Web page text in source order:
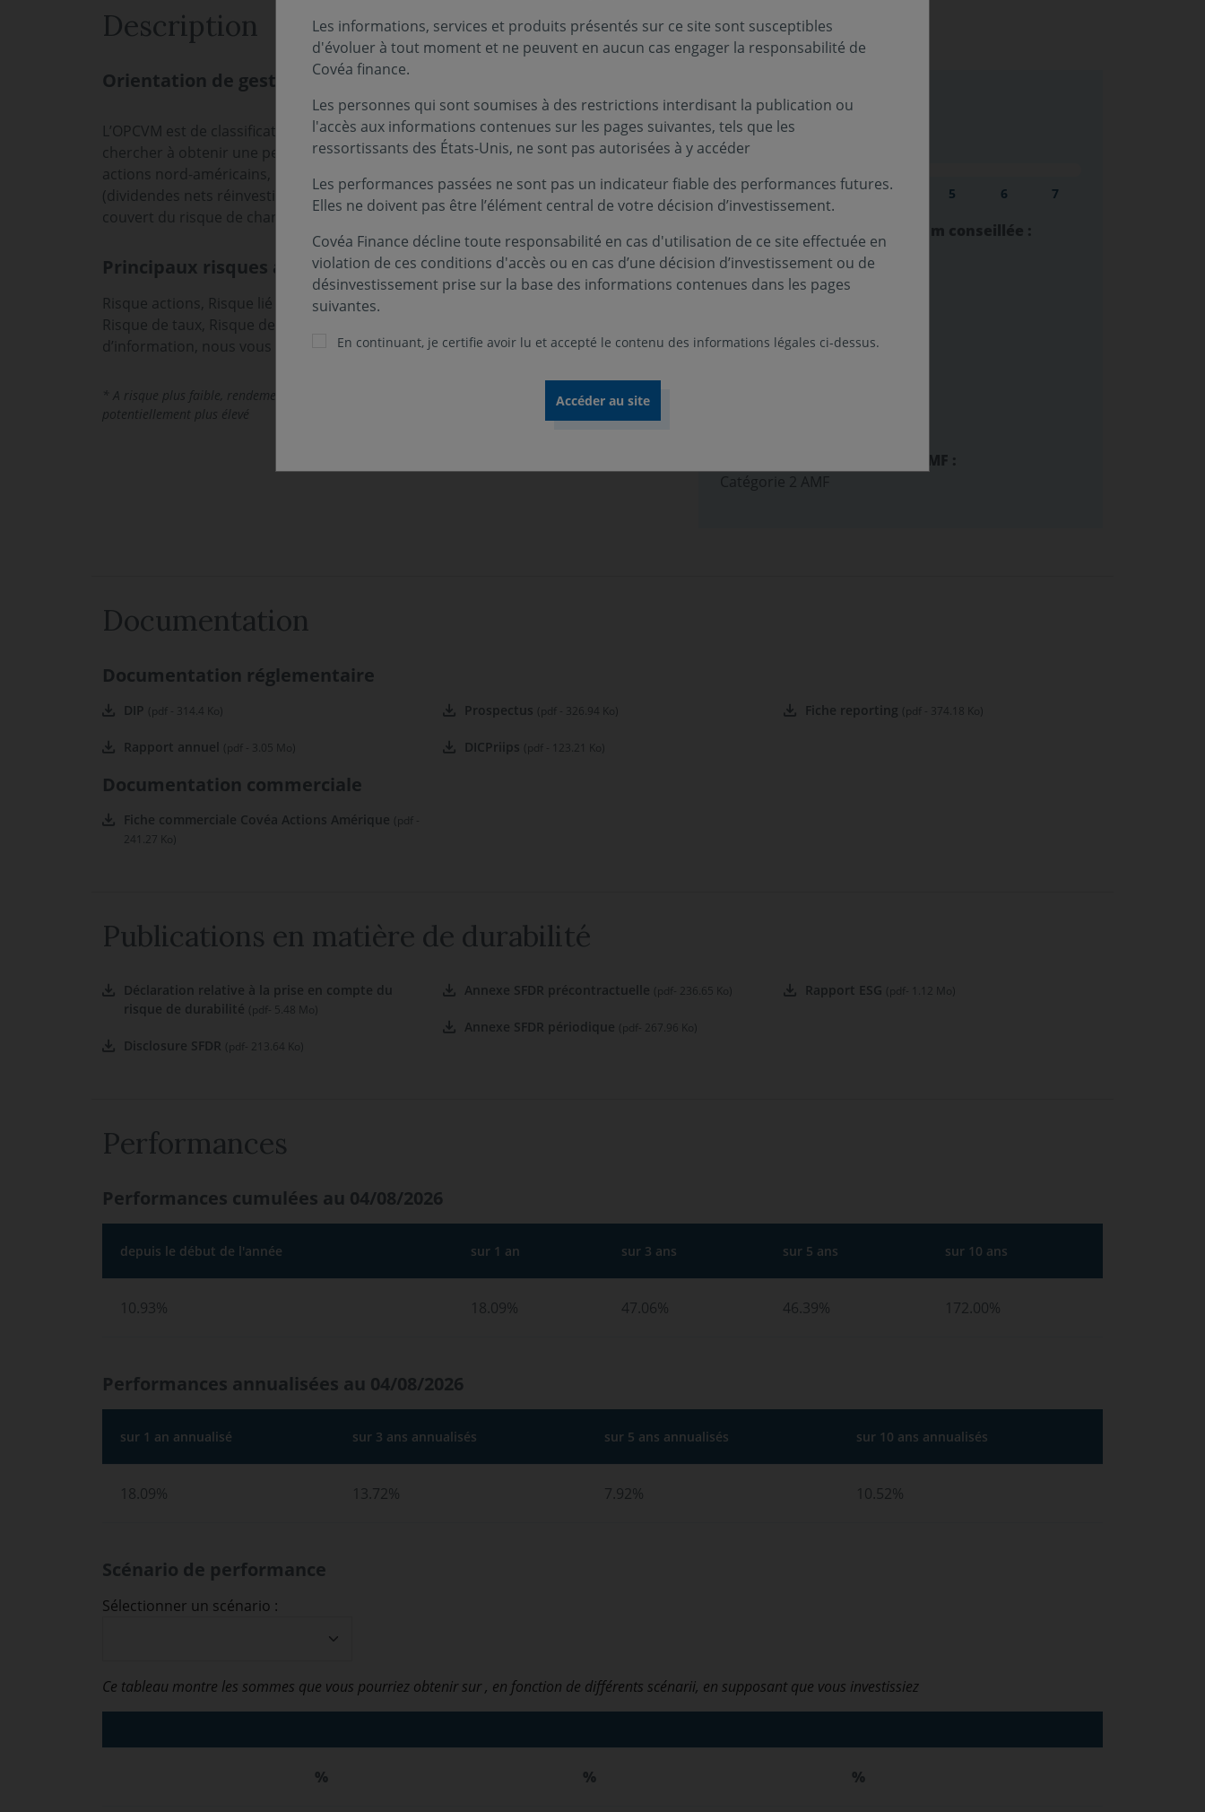
Description
Infos clés
Profil de risque (SRI) :
Niveau
1 Niveau
2 Niveau
3 Niveau Niveau
5 Niveau
6 Niveau
7
Durée de placement minimum conseillée :
5 ans
Zone d’investissement :
Devise :
Position-recommandation AMF :
Catégorie 2 AMF
Orientation de gestion
L’OPCVM est de classification « Actions Internationales ». Il a pour objectif de
chercher à obtenir une performance à long terme supérieure à celle des marchés
actions nord-américains, matérialisée par l’indice de référence Standard&Poor’s 500
(dividendes nets réinvestis), calculé au cours de clôture, exprimé en euro, non
couvert du risque de change.
Principaux risques associés au fonds
Risque actions, Risque lié à la gestion discrétionnaire, Risque de perte en capital,
Risque de taux, Risque de change. Les risques cités ne sont pas limitatifs. Pour plus
d’information, nous vous invitons à vous référer au DIC et au prospectus du fonds.
* A risque plus faible, rendement potentiellement plus faible. A risque plus élevé, rendement
potentiellement plus élevé
Documentation
Documentation réglementaire
DIP (pdf - 314.4 Ko)
Rapport annuel (pdf - 3.05 Mo)
Prospectus (pdf - 326.94 Ko)
DICPriips (pdf - 123.21 Ko)
Fiche reporting (pdf - 374.18 Ko)
Documentation commerciale
Fiche commerciale Covéa Actions Amérique (pdf -
241.27 Ko)
Publications en matière de durabilité
Déclaration relative à la prise en compte du
risque de durabilité (pdf- 5.48 Mo)
Disclosure SFDR (pdf- 213.64 Ko)
Annexe SFDR précontractuelle (pdf- 236.65 Ko)
Annexe SFDR périodique (pdf- 267.96 Ko)
Rapport ESG (pdf- 1.12 Mo)
Performances
Performances cumulées au 04/08/2026
depuis le début de l'année sur 1 an sur 3 ans sur 5 ans sur 10 ans
10.93% 18.09% 47.06% 46.39% 172.00%
Performances annualisées au 04/08/2026
sur 1 an annualisé sur 3 ans annualisés sur 5 ans annualisés sur 10 ans annualisés
18.09% 13.72% 7.92% 10.52%
Scénario de performance
Sélectionner un scénario :
Ce tableau montre les sommes que vous pourriez obtenir sur, en fonction de différents scénarii, en supposant que vous investissiez
% % %
Les informations, services et produits présentés sur ce site sont susceptibles
d'évoluer à tout moment et ne peuvent en aucun cas engager la responsabilité de
Covéa finance.
Les personnes qui sont soumises à des restrictions interdisant la publication ou
l'accès aux informations contenues sur les pages suivantes, tels que les
ressortissants des États-Unis, ne sont pas autorisées à y accéder
Les performances passées ne sont pas un indicateur fiable des performances futures.
Elles ne doivent pas être l’élément central de votre décision d’investissement.
Covéa Finance décline toute responsabilité en cas d'utilisation de ce site effectuée en
violation de ces conditions d'accès ou en cas d’une décision d’investissement ou de
désinvestissement prise sur la base des informations contenues dans les pages
suivantes.
En continuant, je certifie avoir lu et accepté le contenu des informations légales ci-dessus.